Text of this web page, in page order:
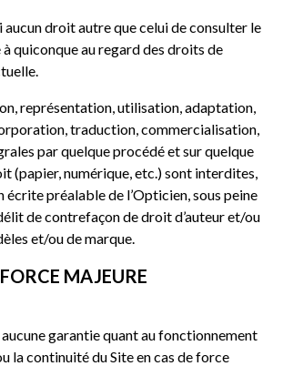
aucun droit autre que celui de consulter le
à quiconque au regard des droits de
représentation, utilisation, adaptation,
traduction, commercialisation,
par quelque procédé et sur quelque
(papier, numérique, etc.) sont interdites,
écrite préalable de l’Opticien, sous peine
de contrefaçon de droit d’auteur et/ou
et/ou de marque.
MAJEURE
aucune garantie quant au fonctionnement
la continuité du Site en cas de force